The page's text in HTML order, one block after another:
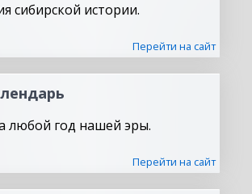
сибирской истории.
Перейти на сайт
любой год нашей эры.
Перейти на сайт